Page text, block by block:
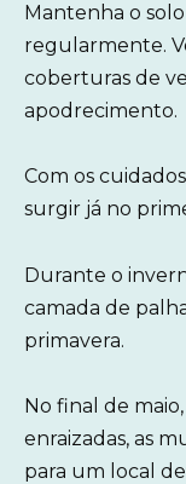
Mantenha o
regularmente.
coberturas de
apodrecimento.
Com os
surgir já no
Durante o
camada de
primavera.
No final de
enraizadas, as
para um local